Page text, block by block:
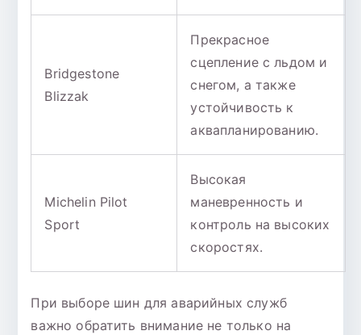
Bridgestone
Blizzak
Прекрасное
сцепление с льдом и
снегом, а также
устойчивость к
аквапланированию.
Michelin Pilot
Sport
Высокая
маневренность и
контроль на высоких
скоростях.
При выборе шин для аварийных служб
важно обратить внимание не только на